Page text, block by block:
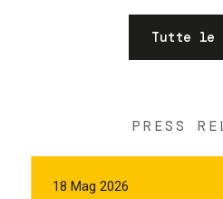
Tutte le
PRESS
18 Mag 2026